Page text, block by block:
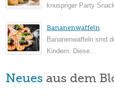
knuspriger Party
Bananenwaffeln
Bananenwaffeln sind
Kindern. Diese...
Neues aus dem